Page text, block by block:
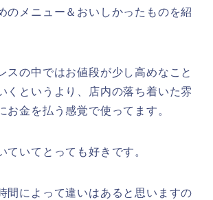
のメニュー＆おいしかったものを紹
スの中ではお値段が少し高めなこと
くというより、店内の落ち着いた雰
お金を払う感覚で使ってます。
ていてとっても好きです。
間によって違いはあると思いますの